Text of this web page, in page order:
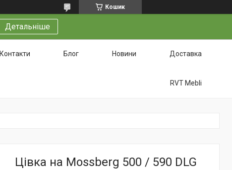
Кошик
Детальніше
Контакти Блог Новини Доставка
RVT Mebli
Цівка на Mossberg 500 / 590 DLG